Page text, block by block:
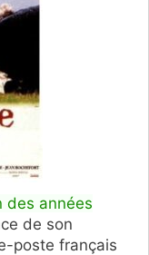
des années
de son
poste français